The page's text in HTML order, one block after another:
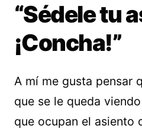
“Sédele tu
¡Concha!”
A mí me gusta pensar
que se le queda
que ocupan el asiento